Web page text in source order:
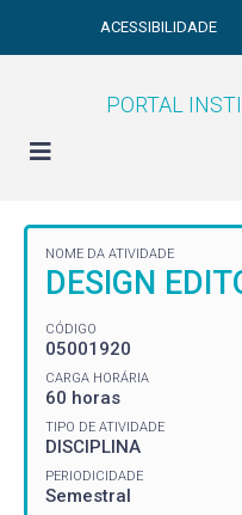
ACESSIBILIDADE
PORTAL
NOME DA ATIVIDADE
DESIGN
CÓDIGO
05001920
CARGA HORÁRIA
60 horas
TIPO DE ATIVIDADE
DISCIPLINA
PERIODICIDADE
Semestral